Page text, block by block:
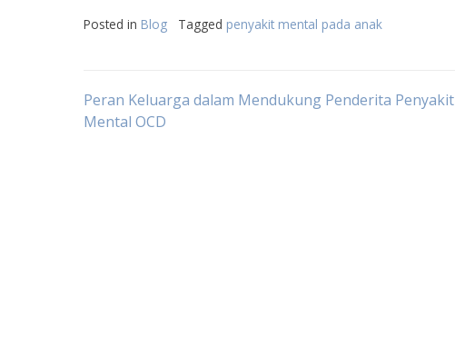
Posted in Blog Tagged penyakit mental pada anak
Post
Peran Keluarga dalam Mendukung Penderita Penyakit
Mental OCD